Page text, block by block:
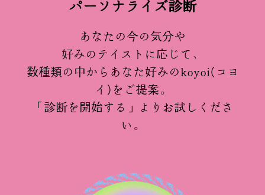
パーソナライズ診断
あなたの今の気分や
好みのテイストに応じて、
数種類の中からあなた好みのkoyoi(コヨ
イ)をご提案。
「診断を開始する」よりお試しくださ
い。